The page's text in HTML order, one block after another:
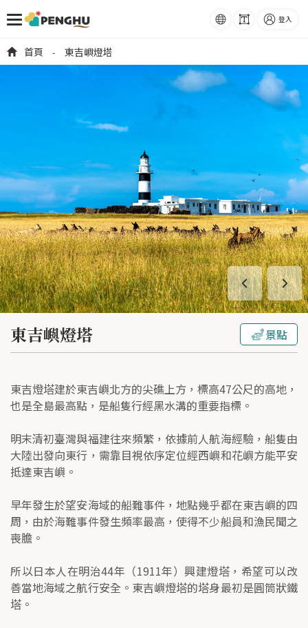
語系 字級 登入
首頁 - 東吉嶼燈塔
東吉嶼燈塔 景點
東吉燈塔建於東吉嶼北方的尖礁上方，標高47公尺的高地，
也是全島最高點，是船隻行經黑水溝的重要指標。
明末清初臺灣與福建往來頻繁，依據前人航海經驗，船隻由
大陸出發向東行，需靠目視依序定位經西嶼和花嶼方能平安
抵達東吉嶼。
早年發生於望安海域的船難事件，地點幾乎都在東吉嶼的四
周，由於海難事件發生頻率最高，使得不少船員和漁民聞之
喪膽。
所以日本人在明治44年（1911年）興建燈塔，希望可以改
善當地海域之航行安全。東吉嶼燈塔的塔身最初是圓筒狀鐵
塔。